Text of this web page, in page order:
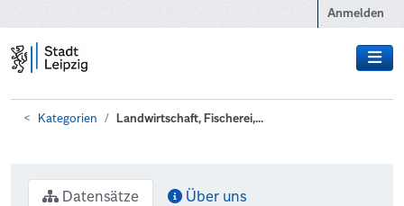
Anmelden
Kategorien Landwirtschaft, Fischerei,...
Datensätze Über uns